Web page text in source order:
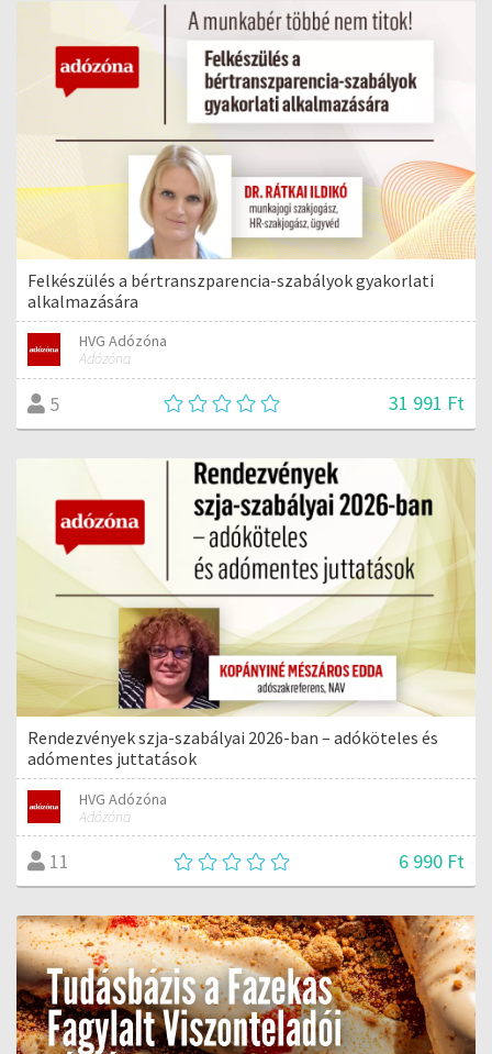
Felkészülés a bértranszparencia-szabályok gyakorlati
alkalmazására
HVG Adózóna
Adózóna
5 31 991 Ft
Rendezvények szja-szabályai 2026-ban – adóköteles és
adómentes juttatások
HVG Adózóna
Adózóna
11 6 990 Ft